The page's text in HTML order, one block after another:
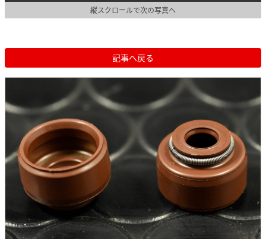
縦スクロールで次の写真へ
記事へ戻る